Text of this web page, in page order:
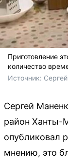
Приготовление
количество
Источник:
Сергей
район Ханты-
опубликовал
мнению, это